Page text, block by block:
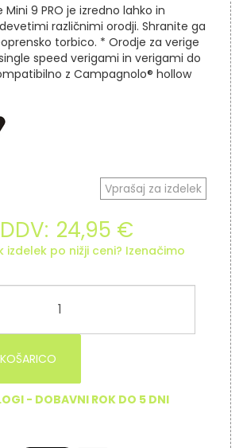
9 PRO je izredno lahko in
različnimi orodji. Shranite ga
torbico. * Orodje za verige
speed verigami in verigami do
z Campagnolo® hollow
Vprašaj za izdelek
24,95 €
izdelek po nižji ceni? Izenačimo
- DOBAVNI ROK DO 5 DNI